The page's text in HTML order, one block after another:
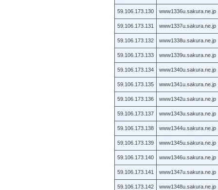
59.106.173.130 www1336u.sakura.ne.jp
59.106.173.131 www1337u.sakura.ne.jp
59.106.173.132 www1338u.sakura.ne.jp
59.106.173.133 www1339u.sakura.ne.jp
59.106.173.134 www1340u.sakura.ne.jp
59.106.173.135 www1341u.sakura.ne.jp
59.106.173.136 www1342u.sakura.ne.jp
59.106.173.137 www1343u.sakura.ne.jp
59.106.173.138 www1344u.sakura.ne.jp
59.106.173.139 www1345u.sakura.ne.jp
59.106.173.140 www1346u.sakura.ne.jp
59.106.173.141 www1347u.sakura.ne.jp
59.106.173.142 www1348u.sakura.ne.jp